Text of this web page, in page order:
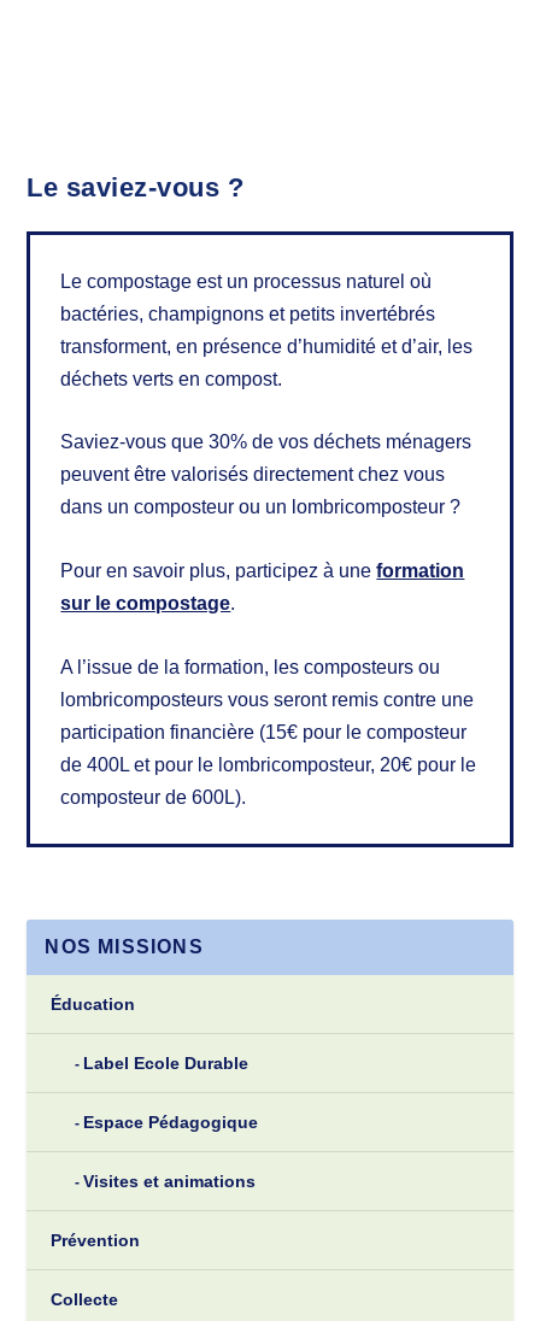
Le saviez-vous ?
Le compostage est un processus naturel où
bactéries, champignons et petits invertébrés
transforment, en présence d’humidité et d’air, les
déchets verts en compost.
Saviez-vous que 30% de vos déchets ménagers
peuvent être valorisés directement chez vous
dans un composteur ou un lombricomposteur ?
Pour en savoir plus, participez à uneformation
sur le compostage.
A l’issue de la formation, les composteurs ou
lombricomposteurs vous seront remis contre une
participation financière (15€ pour le composteur
de 400L et pour le lombricomposteur, 20€ pour le
composteur de 600L).
NOS MISSIONS
Éducation
Label Ecole Durable
Espace Pédagogique
Visites et animations
Prévention
Collecte